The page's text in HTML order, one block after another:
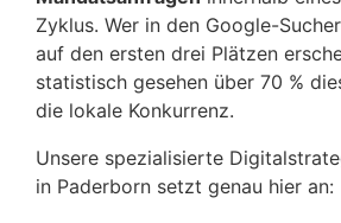
Zyklus. Wer in den Google-
auf den ersten drei Plätzen
statistisch gesehen über 70 %
die lokale Konkurrenz.
Unsere spezialisierte
in Paderborn setzt genau hier an: